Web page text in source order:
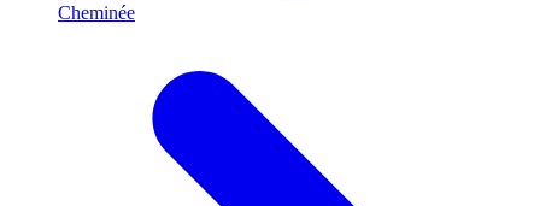
Cheminée